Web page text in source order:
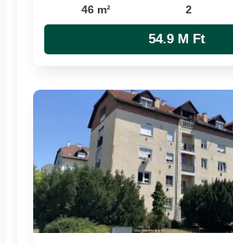
46 m² 2
54.9 M Ft